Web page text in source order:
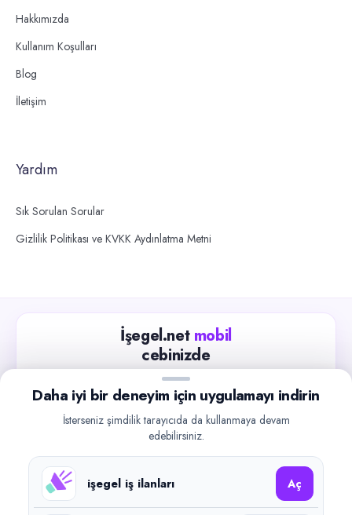
Hakkımızda
Kullanım Koşulları
Blog
İletişim
Yardım
Sık Sorulan Sorular
Gizlilik Politikası ve KVKK Aydınlatma Metni
İşegel.net mobil
cebinizde
Güncel iş ilanlarını takip edin, işverenlerle hızlıca
iletişime geçin.
Google Play
Daha iyi bir deneyim için uygulamayı indirin
İsterseniz şimdilik tarayıcıda da kullanmaya devam
edebilirsiniz.
işegel iş ilanları Aç